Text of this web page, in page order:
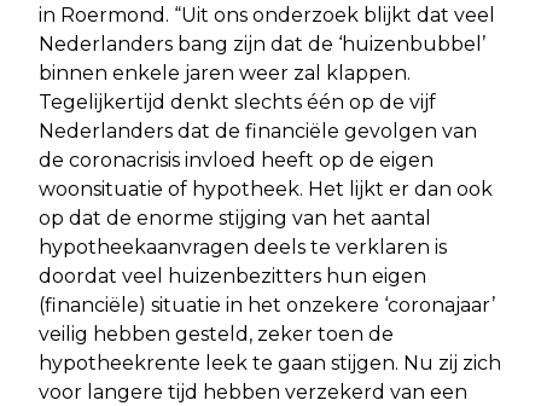
in Roermond. “Uit ons onderzoek blijkt dat veel
Nederlanders bang zijn dat de ‘huizenbubbel’
binnen enkele jaren weer zal klappen.
Tegelijkertijd denkt slechts één op de vijf
Nederlanders dat de financiële gevolgen van
de coronacrisis invloed heeft op de eigen
woonsituatie of hypotheek. Het lijkt er dan ook
op dat de enorme stijging van het aantal
hypotheekaanvragen deels te verklaren is
doordat veel huizenbezitters hun eigen
(financiële) situatie in het onzekere ‘coronajaar’
veilig hebben gesteld, zeker toen de
hypotheekrente leek te gaan stijgen. Nu zij zich
voor langere tijd hebben verzekerd van een